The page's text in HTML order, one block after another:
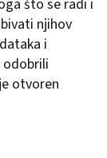
što se radi i
njihov
i
otvoren